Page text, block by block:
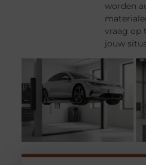
worden
vraag op
jouw